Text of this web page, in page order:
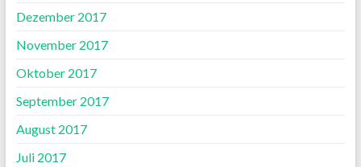
Dezember 2017
November 2017
Oktober 2017
September 2017
August 2017
Juli 2017